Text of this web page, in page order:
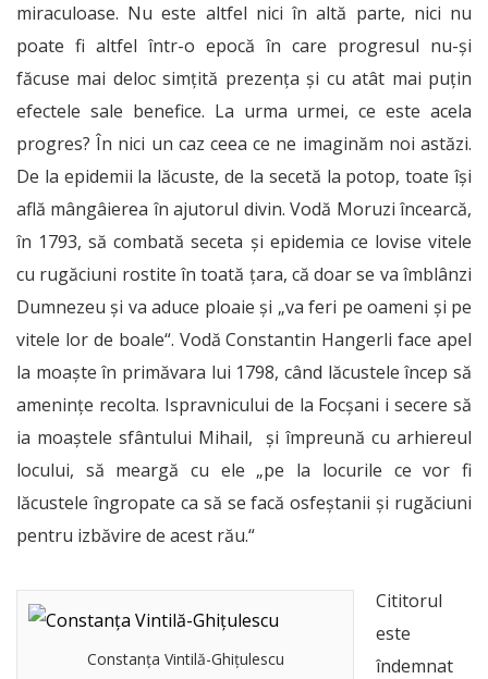
miraculoase. Nu este altfel nici în altă parte, nici nu
poate fi altfel într-o epocă în care progresul nu-şi
făcuse mai deloc simţită prezenţa şi cu atât mai puţin
efectele sale benefice. La urma urmei, ce este acela
progres? În nici un caz ceea ce ne imaginăm noi astăzi.
De la epidemii la lăcuste, de la secetă la potop, toate îşi
află mângâierea în ajutorul divin. Vodă Moruzi încearcă,
în 1793, să combată seceta şi epidemia ce lovise vitele
cu rugăciuni rostite în toată ţara, că doar se va îmblânzi
Dumnezeu şi va aduce ploaie şi „va feri pe oameni şi pe
vitele lor de boale“. Vodă Constantin Hangerli face apel
la moaşte în primăvara lui 1798, când lăcustele încep să
ameninţe recolta. Ispravnicului de la Focşani i secere să
ia moaştele sfântului Mihail, şi împreună cu arhiereul
locului, să meargă cu ele „pe la locurile ce vor fi
lăcustele îngropate ca să se facă osfeştanii şi rugăciuni
pentru izbăvire de acest rău.“
Constanța Vintilă-Ghițulescu
Cititorul
este
îndemnat